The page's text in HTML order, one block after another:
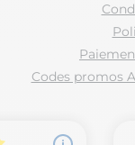
Codes promos